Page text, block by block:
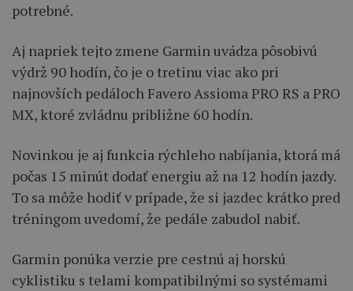
potrebné.
Aj napriek tejto zmene Garmin uvádza pôsobivú
výdrž 90 hodín, čo je o tretinu viac ako pri
najnovších pedáloch Favero Assioma PRO RS a PRO
MX, ktoré zvládnu približne 60 hodín.
Novinkou je aj funkcia rýchleho nabíjania, ktorá má
počas 15 minút dodať energiu až na 12 hodín jazdy.
To sa môže hodiť v prípade, že si jazdec krátko pred
tréningom uvedomí, že pedále zabudol nabiť.
Garmin ponúka verzie pre cestnú aj horskú
cyklistiku s telami kompatibilnými so systémami